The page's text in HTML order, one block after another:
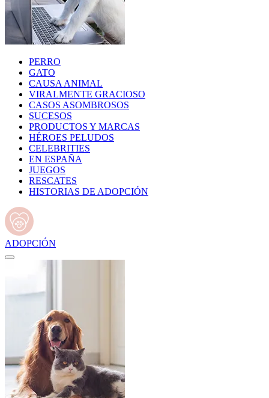
PERRO
GATO
CAUSA ANIMAL
VIRALMENTE GRACIOSO
CASOS ASOMBROSOS
SUCESOS
PRODUCTOS Y MARCAS
HÉROES PELUDOS
CELEBRITIES
EN ESPAÑA
JUEGOS
RESCATES
HISTORIAS DE ADOPCIÓN
ADOPCIÓN